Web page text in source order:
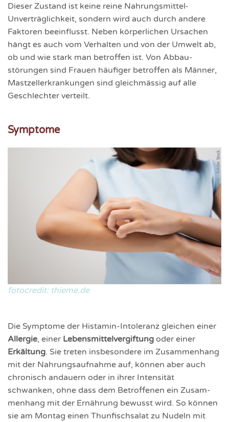
Dieser Zustand ist keine reine Nahrungs­mittel-
Unverträg­lichkeit, sondern wird auch durch andere
Faktoren beeinflusst. Neben körper­lichen Ursachen
hängt es auch vom Verhalten und von der Umwelt ab,
ob und wie stark man betroffen ist. Von Abbau­
störungen sind Frauen häufiger betroffen als Männer,
Mastzell­erkrankungen sind gleichmässig auf alle
Geschlechter verteilt.
Symptome
fotocredit: thieme.de
Die Symptome der Histamin-Intoleranz gleichen einer
Allergie, einer Lebens­mittel­vergiftung oder einer
Erkältung. Sie treten insbe­sondere im Zusam­menhang
mit der Nahrungs­aufnahme auf, können aber auch
chronisch andauern oder in ihrer Intensität
schwanken, ohne dass dem Betroffenen ein Zusam­
menhang mit der Ernährung bewusst wird. So können
sie am Montag einen Thunfischsalat zu Nudeln mit